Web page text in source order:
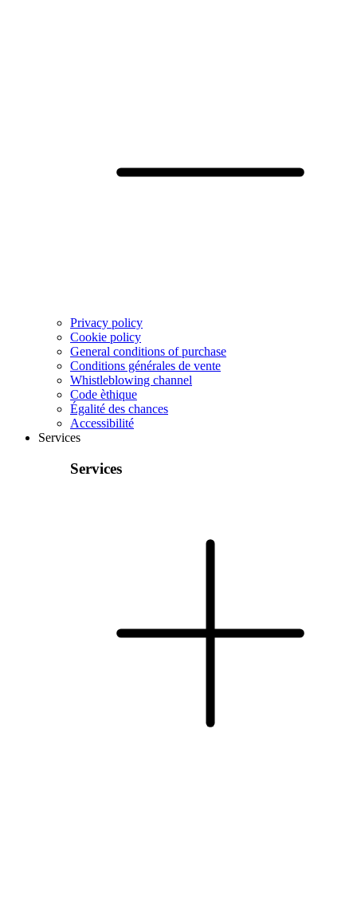
Privacy policy
Cookie policy
General conditions of purchase
Conditions générales de vente
Whistleblowing channel
Code èthique
Égalité des chances
Accessibilité
Services
Services